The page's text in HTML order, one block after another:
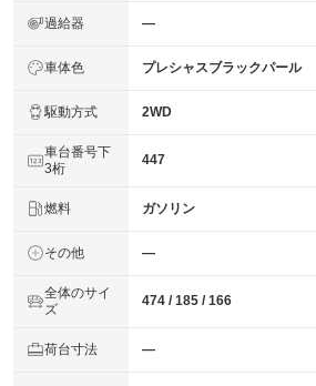
過給器 ―
車体色 プレシャスブラックパール
駆動方式 2WD
車台番号下
3桁
447
燃料 ガソリン
その他 ―
全体のサイ
ズ
474 / 185 / 166
荷台寸法 ―